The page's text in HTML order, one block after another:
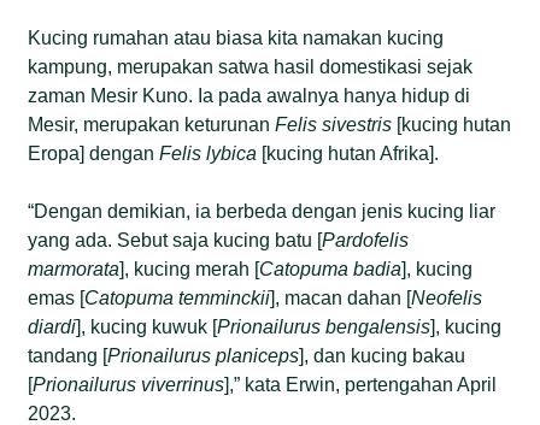
Kucing rumahan atau biasa kita namakan kucing
kampung, merupakan satwa hasil domestikasi sejak
zaman Mesir Kuno. Ia pada awalnya hanya hidup di
Mesir, merupakan keturunanFelis sivestris [kucing hutan
Eropa] denganFelis lybica [kucing hutan Afrika].
“Dengan demikian, ia berbeda dengan jenis kucing liar
yang ada. Sebut saja kucing batu [Pardofelis
marmorata], kucing merah [Catopuma badia], kucing
emas [Catopuma temminckii], macan dahan [Neofelis
diardi], kucing kuwuk [Prionailurus bengalensis], kucing
tandang [Prionailurus planiceps], dan kucing bakau
[Prionailurus viverrinus],” kata Erwin, pertengahan April
2023.